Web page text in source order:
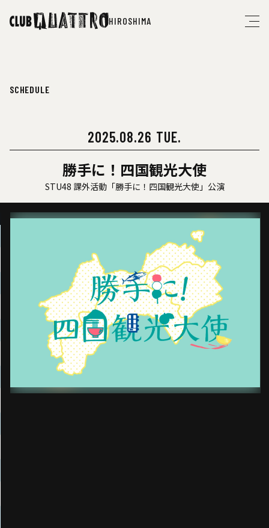
HIROSHIMA
SCHEDULE
2025.08.26 TUE.
勝手に！四国観光大使
STU48 課外活動「勝手に！四国観光大使」公演